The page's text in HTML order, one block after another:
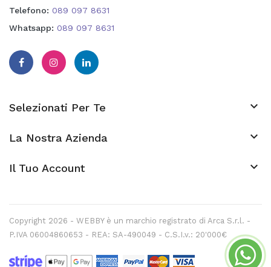
Telefono: 089 097 8631
Whatsapp: 089 097 8631
Selezionati Per Te 
La Nostra Azienda 
Il Tuo Account keyboard_arrow_down
Copyright 2026 - WEBBY è un marchio registrato di Arca S.r.l. -
P.IVA 06004860653 - REA: SA-490049 - C.S.I.v.: 20'000€